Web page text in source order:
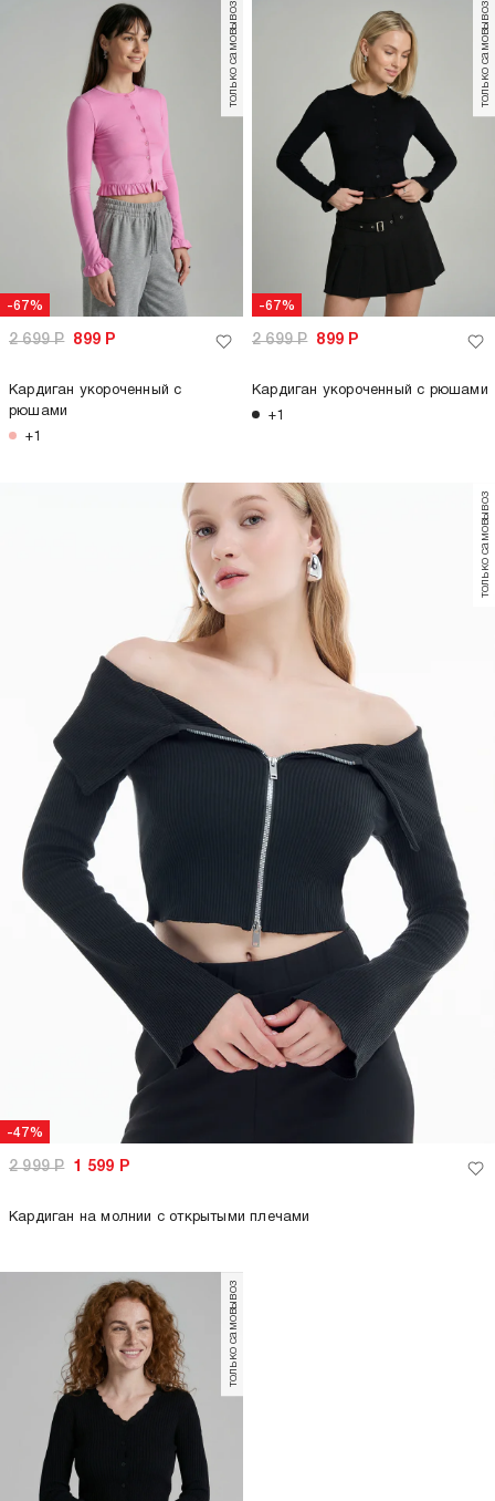
-67%
только самовывоз
2 699Р 899 Р
Кардиган укороченный с
рюшами
+1
-67%
только самовывоз
2 699Р 899 Р
Кардиган укороченный с рюшами
+1
-47%
только самовывоз
2 999Р 1 599 Р
Кардиган на молнии с открытыми плечами
только самовывоз